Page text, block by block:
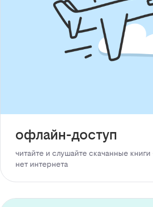
офлайн-доступ
читайте и слушайте скачанные
нет интернета